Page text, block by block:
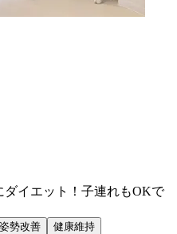
イエット！子連れもOKで
姿勢改善
健康維持